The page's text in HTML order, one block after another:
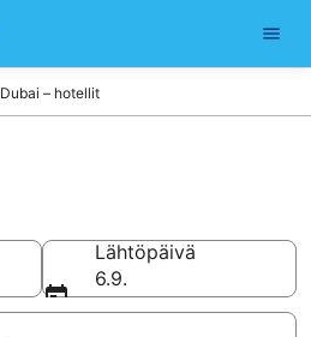
Dubai – hotellit
Lähtöpäivä
6.9.